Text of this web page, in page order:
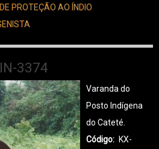
PROTEÇÃO AO ÍNDIO
3374
Varanda do
Posto Indígena
do Cateté.
Código
KX-